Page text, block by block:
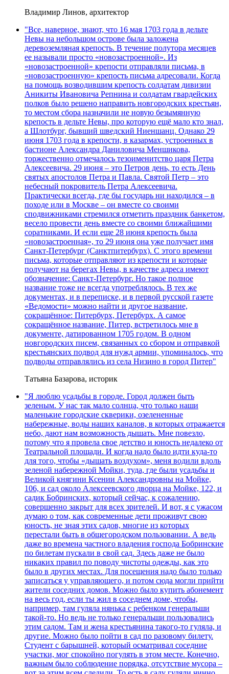
Владимир Линов, архитектор
"Все, наверное, знают, что 16 мая 1703 года в дельте
Невы на небольшом острове была заложена
деревоземляная крепость. В течение полутора месяцев
ее называли просто «новозастроенной». Из
«новозастроенной» крепости отправляли письма, в
«новозастроенную» крепость письма адресовали. Когда
на помощь возводившим крепость солдатам дивизии
Аникиты Ивановича Репнина и солдатам гвардейских
полков было решено направить новгородских крестьян,
то местом сбора назначили не новую безымянную
крепость в дельте Невы, про которую ещё мало кто знал,
а Шлотбург, бывший шведский Ниеншанц. Однако 29
июня 1703 года в крепости, в казармах, устроенных в
бастионе Александра Даниловича Меншикова,
торжественно отмечалось тезоименитство царя Петра
Алексеевича. 29 июня – это Петров день, то есть День
святых апостолов Петра и Павла. Святой Петр – это
небесный покровитель Петра Алексеевича.
Практически всегда, где бы государь ни находился – в
походе или в Москве – он вместе со своими
сподвижниками стремился отметить праздник банкетом,
весело провести день вместе со своими ближайшими
соратниками. И если еще 28 июня крепость была
«новозастроенная», то 29 июня она уже получает имя
Санкт-Петербург (Санктпитербурх). С этого времени
письма, которые отправляют из крепости и которые
получают на берегах Невы, в качестве адреса имеют
обозначение: Санкт-Петербург. Но такое полное
название тоже не всегда употреблялось. В тех же
документах, и в переписке, и в первой русской газете
«Ведомости» можно найти и другое название,
сокращённое: Питербурх, Петербурх. А самое
сокращённое название, Питер, встретилось мне в
документе, датированном 1705 годом. В одном
новгородских писем, связанных со сбором и отправкой
крестьянских подвод для нужд армии, упоминалось, что
подводы отправлялись из села Низино в город Питер"
Татьяна Базарова, историк
"Я люблю усадьбы в городе. Город должен быть
зеленым. У нас так мало солнца, что только наши
маленькие городские скверики, озелененные
набережные, воды наших каналов, в которых отражается
небо, дают нам возможность дышать. Мне повезло,
потому что я провела свое детство и юность недалеко от
Театральной площади. И когда надо было идти куда-то
для того, чтобы «дышать воздухом», меня водили вдоль
зеленой набережной Мойки, туда, где были усадьбы и
Великой княгини Ксении Александровны на Мойке,
106, и сад около Алексеевского дворца на Мойке, 122, и
садик Бобринских, который сейчас, к сожалению,
совершенно закрыт для всех зрителей. И вот, я с ужасом
думаю о том, как современные дети проживут свою
юность, не зная этих садов, многие из которых
перестали быть в общегородском пользовании. А ведь
даже во времена частного владения господа Бобринские
по билетам пускали в свой сад. Здесь даже не было
никаких правил по поводу чистоты одежды, как это
было в других местах. Для посещения надо было только
записаться у управляющего, и потом сюда могли прийти
жители соседних домов. Можно было купить абонемент
на весь год, если ты жил в соседнем доме, чтобы,
например, там гуляла нянька с ребенком генеральши
такой-то. Но ведь не только генеральши пользовались
этим садом. Там и жена крестьянина такого-то гуляла, и
другие. Можно было пойти в сад по разовому билету.
Студент с барышней, который осматривал соседние
участки, мог спокойно погулять в этом месте. Конечно,
важным было соблюдение порядка, отсутствие мусора –